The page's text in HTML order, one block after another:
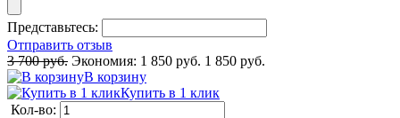
Представьтесь:
Отправить отзыв
3 700 руб. Экономия: 1 850 руб. 1 850 руб.
В корзину
Купить в 1 клик
Кол-во: